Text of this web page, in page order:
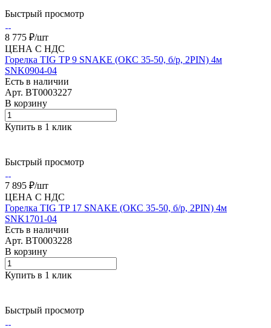
Быстрый просмотр
8 775 ₽/шт
ЦЕНА С НДС
Горелка TIG TP 9 SNAKE (ОКС 35-50, б/р, 2PIN) 4м
SNK0904-04
Есть в наличии
Арт. BT0003227
В корзину
Купить в 1 клик
Быстрый просмотр
7 895 ₽/шт
ЦЕНА С НДС
Горелка TIG TP 17 SNAKE (ОКС 35-50, б/р, 2PIN) 4м
SNK1701-04
Есть в наличии
Арт. BT0003228
В корзину
Купить в 1 клик
Быстрый просмотр